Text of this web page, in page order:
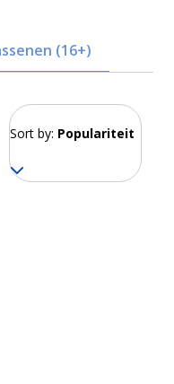
(16+)
Sort by: Populariteit